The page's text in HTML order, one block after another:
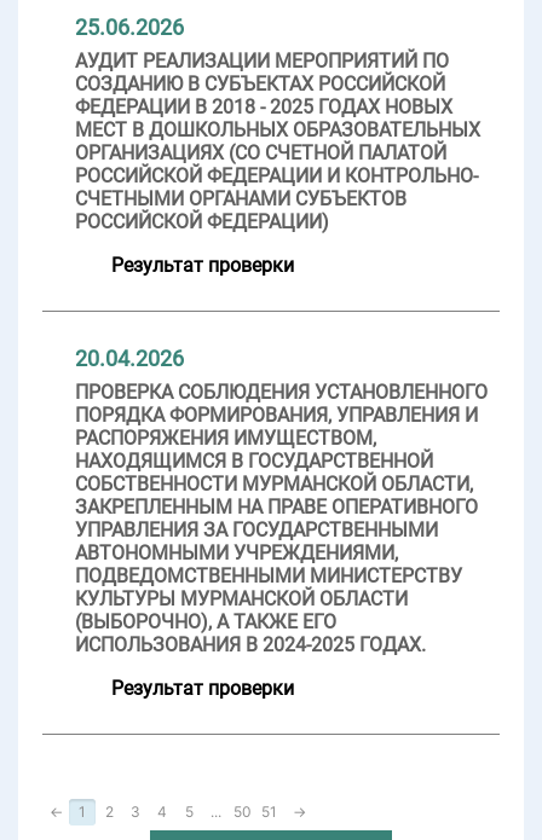
25.06.2026
АУДИТ РЕАЛИЗАЦИИ МЕРОПРИЯТИЙ ПО
СОЗДАНИЮ В СУБЪЕКТАХ РОССИЙСКОЙ
ФЕДЕРАЦИИ В 2018 - 2025 ГОДАХ НОВЫХ
МЕСТ В ДОШКОЛЬНЫХ ОБРАЗОВАТЕЛЬНЫХ
ОРГАНИЗАЦИЯХ (СО СЧЕТНОЙ ПАЛАТОЙ
РОССИЙСКОЙ ФЕДЕРАЦИИ И КОНТРОЛЬНО-
СЧЕТНЫМИ ОРГАНАМИ СУБЪЕКТОВ
РОССИЙСКОЙ ФЕДЕРАЦИИ)
Результат проверки
20.04.2026
ПРОВЕРКА СОБЛЮДЕНИЯ УСТАНОВЛЕННОГО
ПОРЯДКА ФОРМИРОВАНИЯ, УПРАВЛЕНИЯ И
РАСПОРЯЖЕНИЯ ИМУЩЕСТВОМ,
НАХОДЯЩИМСЯ В ГОСУДАРСТВЕННОЙ
СОБСТВЕННОСТИ МУРМАНСКОЙ ОБЛАСТИ,
ЗАКРЕПЛЕННЫМ НА ПРАВЕ ОПЕРАТИВНОГО
УПРАВЛЕНИЯ ЗА ГОСУДАРСТВЕННЫМИ
АВТОНОМНЫМИ УЧРЕЖДЕНИЯМИ,
ПОДВЕДОМСТВЕННЫМИ МИНИСТЕРСТВУ
КУЛЬТУРЫ МУРМАНСКОЙ ОБЛАСТИ
(ВЫБОРОЧНО), А ТАКЖЕ ЕГО
ИСПОЛЬЗОВАНИЯ В 2024-2025 ГОДАХ.
Результат проверки
← 1 2 3 4 5 ... 50 51 →